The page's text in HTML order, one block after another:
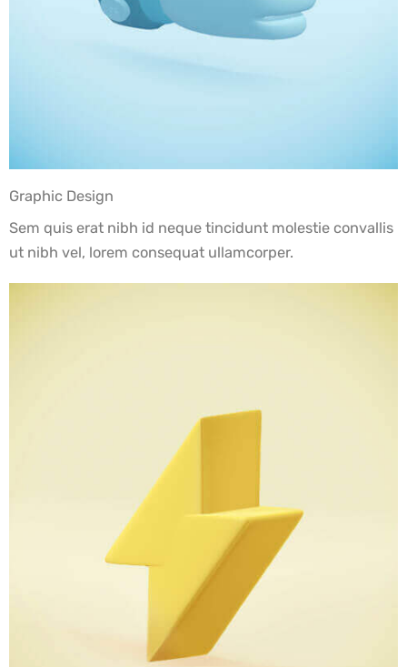
Graphic Design
Sem quis erat nibh id neque tincidunt molestie convallis
ut nibh vel, lorem consequat ullamcorper.